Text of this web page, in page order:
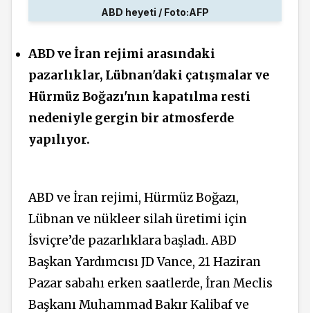
ABD heyeti / Foto:AFP
ABD ve İran rejimi arasındaki
pazarlıklar, Lübnan'daki çatışmalar ve
Hürmüz Boğazı'nın kapatılma resti
nedeniyle gergin bir atmosferde
yapılıyor.
ABD ve İran rejimi, Hürmüz Boğazı,
Lübnan ve nükleer silah üretimi için
İsviçre’de pazarlıklara başladı. ABD
Başkan Yardımcısı JD Vance, 21 Haziran
Pazar sabahı erken saatlerde, İran Meclis
Başkanı Muhammad Bakır Kalibaf ve